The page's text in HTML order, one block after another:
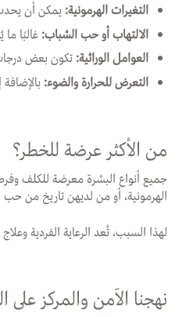
التغيرات الهرمونية: يمكن أن
الالتهاب أو حب الشباب: غالبًا
العوامل الوراثية: تكون بعض
التعرض للحرارة والضوء:
من الأكثر عرضة للخطر؟
جميع أنواع البشرة معرضة للكلف
الهرمونية، أو من لديهن تاريخ من
لهذا السبب، تُعد الرعاية الفردية
نهجنا الآمن والمركز على